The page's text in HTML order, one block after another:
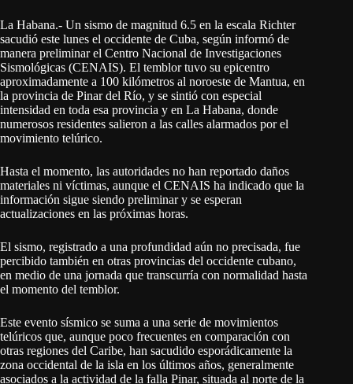
La Habana.- Un sismo de magnitud 6.5 en la escala Richter
sacudió este lunes el occidente de Cuba, según informó de
manera preliminar el Centro Nacional de Investigaciones
Sismológicas (CENAIS). El temblor tuvo su epicentro
aproximadamente a 100 kilómetros al noroeste de Mantua, en
la provincia de Pinar del Río, y se sintió con especial
intensidad en toda esa provincia y en La Habana, donde
numerosos residentes salieron a las calles alarmados por el
movimiento telúrico.
Hasta el momento, las autoridades no han reportado daños
materiales ni víctimas, aunque el CENAIS ha indicado que la
información sigue siendo preliminar y se esperan
actualizaciones en las próximas horas.
El sismo, registrado a una profundidad aún no precisada, fue
percibido también en otras provincias del occidente cubano,
en medio de una jornada que transcurría con normalidad hasta
el momento del temblor.
Este evento sísmico se suma a una serie de movimientos
telúricos que, aunque poco frecuentes en comparación con
otras regiones del Caribe, han sacudido esporádicamente la
zona occidental de la isla en los últimos años, generalmente
asociados a la actividad de la falla Pinar, situada al norte de la